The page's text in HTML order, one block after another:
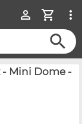
- Mini Dome -